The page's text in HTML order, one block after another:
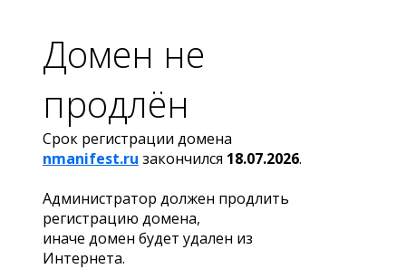
Домен не
продлён
Срок регистрации домена
nmanifest.ru закончился 18.07.2026.
Администратор должен продлить
регистрацию домена,
иначе домен будет удален из
Интернета.